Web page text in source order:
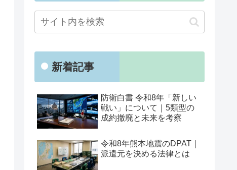
新着記事
防衛白書 令和8年「新しい
戦い」について｜5類型の
成約撤廃と未来を考察
令和8年熊本地震のDPAT｜
派遣元を決める法律とは